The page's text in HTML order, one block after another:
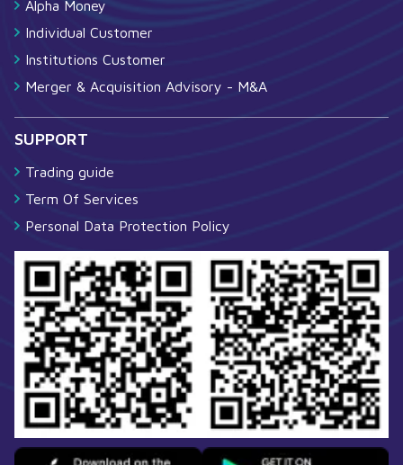
Alpha Money
Individual Customer
Institutions Customer
Merger & Acquisition Advisory - M&A
SUPPORT
Trading guide
Term Of Services
Personal Data Protection Policy